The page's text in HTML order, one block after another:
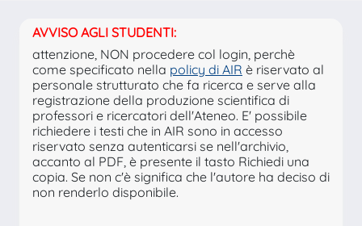
AVVISO AGLI STUDENTI:
attenzione, NON procedere col login, perchè
come specificato nella policy di AIR è riservato al
personale strutturato che fa ricerca e serve alla
registrazione della produzione scientifica di
professori e ricercatori dell'Ateneo. E' possibile
richiedere i testi che in AIR sono in accesso
riservato senza autenticarsi se nell'archivio,
accanto al PDF, è presente il tasto Richiedi una
copia. Se non c'è significa che l'autore ha deciso di
non renderlo disponibile.